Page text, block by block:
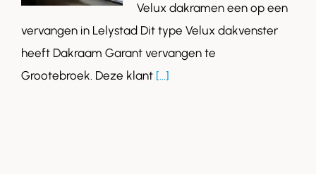
Velux dakramen een op een
vervangen in Lelystad Dit type Velux dakvenster
heeft Dakraam Garant vervangen te
Grootebroek. Deze klant [...]